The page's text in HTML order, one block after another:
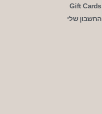
Gift Cards
החשבון שלי